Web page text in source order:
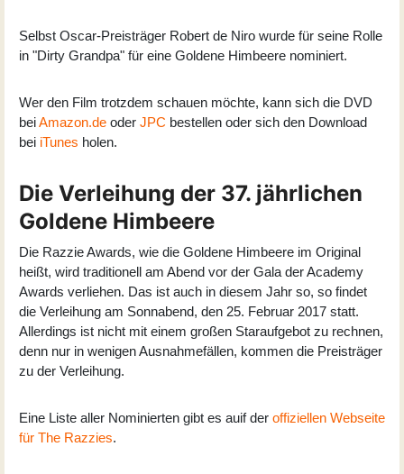
Selbst Oscar-Preisträger Robert de Niro wurde für seine Rolle
in "Dirty Grandpa" für eine Goldene Himbeere nominiert.
Wer den Film trotzdem schauen möchte, kann sich die DVD
beiAmazon.de oder JPC bestellen oder sich den Download
bei iTunes holen.
Die Verleihung der 37. jährlichen
Goldene Himbeere
Die Razzie Awards, wie die Goldene Himbeere im Original
heißt, wird traditionell am Abend vor der Gala der Academy
Awards verliehen. Das ist auch in diesem Jahr so, so findet
die Verleihung am Sonnabend, den 25. Februar 2017 statt.
Allerdings ist nicht mit einem großen Staraufgebot zu rechnen,
denn nur in wenigen Ausnahmefällen, kommen die Preisträger
zu der Verleihung.
Eine Liste aller Nominierten gibt es auif der offiziellen Webseite
für The Razzies.